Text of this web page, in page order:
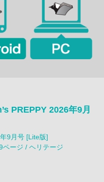
PREPPY 2026年9月
9月号 [Lite版]
ページ / ヘリテージ